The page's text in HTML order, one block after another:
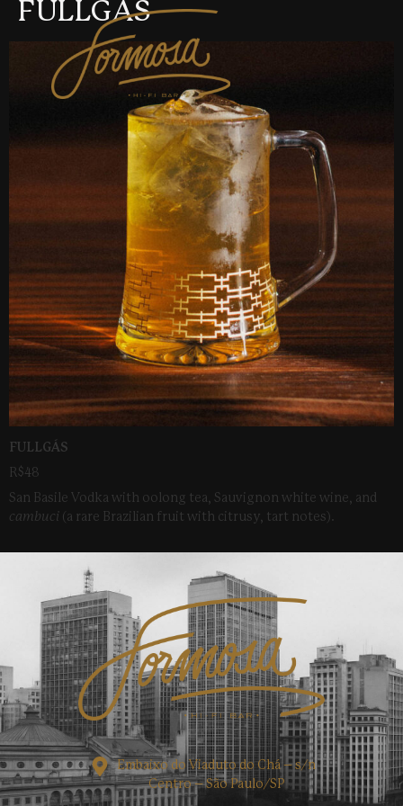
FULLGÁS
FULLGÁS
R$48
San Basile Vodka with oolong tea, Sauvignon white wine, and
cambuci (a rare Brazilian fruit with citrusy, tart notes).
Embaixo do Viaduto do Chá – s/n
Centro – São Paulo/SP